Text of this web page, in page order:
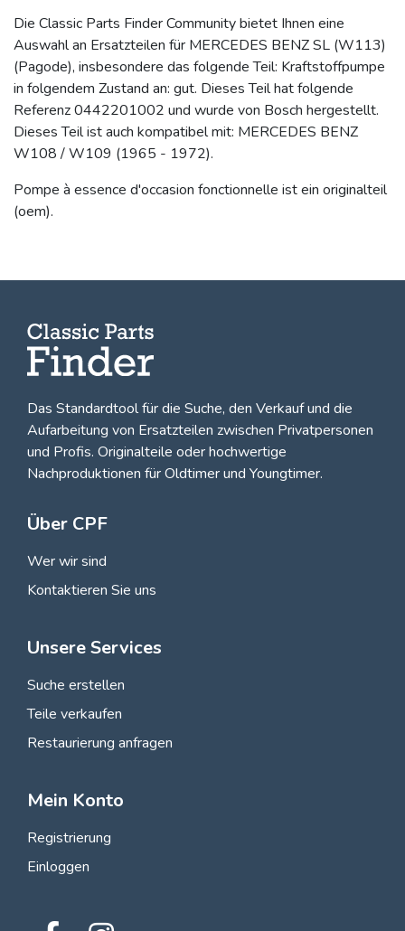
Die Classic Parts Finder Community bietet Ihnen eine
Auswahl an Ersatzteilen für MERCEDES BENZ SL (W113)
(Pagode), insbesondere das folgende Teil: Kraftstoffpumpe
in folgendem Zustand an: gut. Dieses Teil hat folgende
Referenz 0442201002 und wurde von Bosch hergestellt.
Dieses Teil ist auch kompatibel mit: MERCEDES BENZ
W108 / W109 (1965 - 1972).
Pompe à essence d'occasion fonctionnelle ist ein originalteil
(oem).
Das Standardtool für die Suche, den Verkauf und die
Aufarbeitung von Ersatzteilen zwischen Privatpersonen
und Profis. Originalteile oder hochwertige
Nachproduktionen für Oldtimer und Youngtimer.
Über CPF
Wer wir sind
Kontaktieren Sie uns
Unsere Services
Suche erstellen
Teile verkaufen
Restaurierung anfragen
Mein Konto
Registrierung
Einloggen